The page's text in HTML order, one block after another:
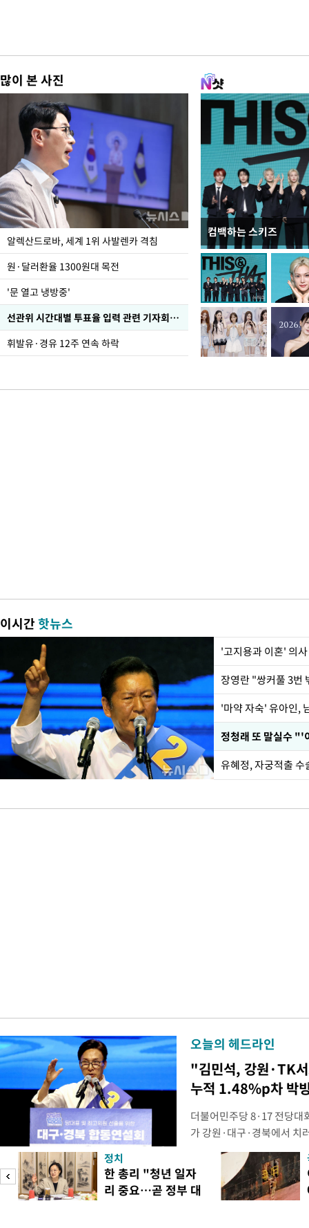
많이 본 사진
알렉산드로바, 세계 1위 사발렌카 격침
원·달러환율 1300원대 목전
'문 열고 냉방중'
선관위 시간대별 투표율 입력 관련 기자회견하는 주진우 의원
휘발유·경유 12주 연속 하락
컴백하는 스키즈
폭염 속 주말 풍경은?
이시간핫뉴스
'고지용과 이혼' 의
'마약 자숙' 유아인,
정청래 또 말실수
유혜정, 자궁적출
오늘의 헤드라인
"김민석, 강원·TK
누적 1.48%p차 박
더불어민주당 8·17 전당대
가 강원·대구·경북에서 치
48.54%(1만8977표)를 얻
를 1622표(4.14%p) 차로
·인천 권리당원 투표에서
적 합산(가중치 미반영)에
정치
한 총리 "청년 일자
리 중요…곧 정부 대